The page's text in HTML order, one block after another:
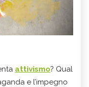
attivismo? Qual
e l’impegno